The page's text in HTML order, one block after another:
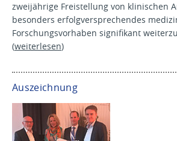
zweijährige Freistellung von klinischen
besonders erfolgversprechendes
Forschungsvorhaben signifikant
(weiterlesen)
Auszeichnung